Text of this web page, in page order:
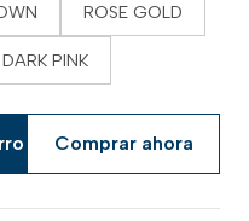
ROSE GOLD
DARK PINK
Comprar ahora